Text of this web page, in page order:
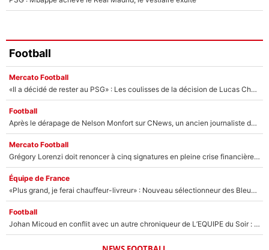
Football
Mercato Football
«Il a décidé de rester au PSG» : Les coulisses de la décision de Lucas Chevalier pour son transfert
Football
Après le dérapage de Nelson Monfort sur CNews, un ancien journaliste de France Télévisions relance la polémique sur les incendies en Gironde
Mercato Football
Grégory Lorenzi doit renoncer à cinq signatures en pleine crise financière : L’IA propose sept noms à l’OM pour un mercato réussi... à seulement 5M€ !
Équipe de France
«Plus grand, je ferai chauffeur-livreur» : Nouveau sélectionneur des Bleus, Zinédine Zidane s’était imaginé un avenir très différent lorsqu'il était enfant
Football
Johan Micoud en conflit avec un autre chroniqueur de L’EQUIPE du Soir : «Pendant un moment, je ne les ai pas remis ensemble dans l'émission»